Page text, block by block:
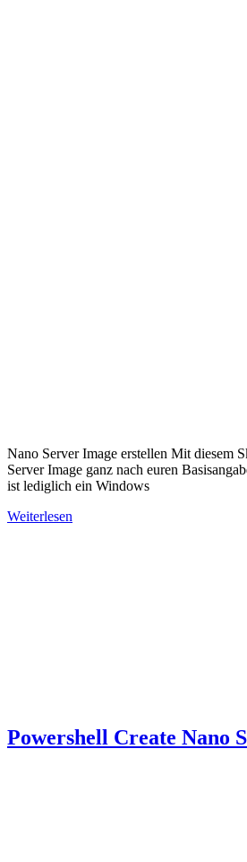
Nano Server Image erstellen Mit diesem
Server Image ganz nach euren
ist lediglich ein Windows
Weiterlesen
Powershell Create Nano